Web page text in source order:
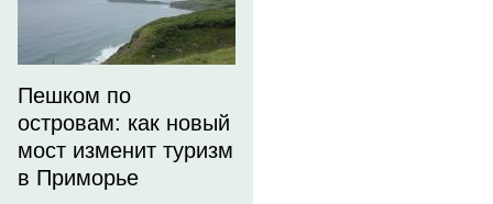
Пешком по
островам: как новый
мост изменит туризм
в Приморье